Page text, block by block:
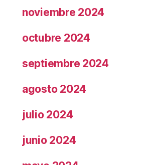
noviembre 2024
octubre 2024
septiembre 2024
agosto 2024
julio 2024
junio 2024